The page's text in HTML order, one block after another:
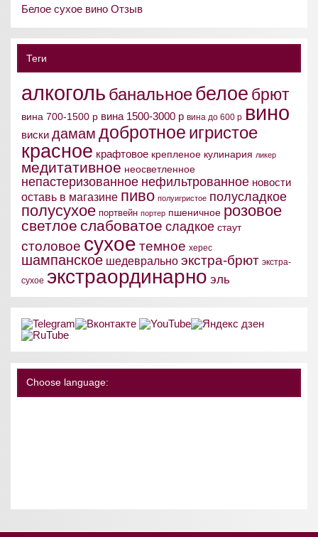
Белое сухое вино Отзыв
Теги
алкоголь банальноебелое брют
вина 700-1500 р вина 1500-3000 р вина до 600 р вино
виски дамам добротное игристое
красное крафтовое крепленое кулинария ликер
медитативное неосветленное
непастеризованное нефильтрованное новости
оставь в магазине пиво полуигристое полусладкое
полусухое портвейн портер пшеничное розовое
светлое слабоватое сладкое стаут
столовое сухое темное херес
шампанское шедеврально экстра-брют экстра-
сухое экстраординарно эль
Choose language: